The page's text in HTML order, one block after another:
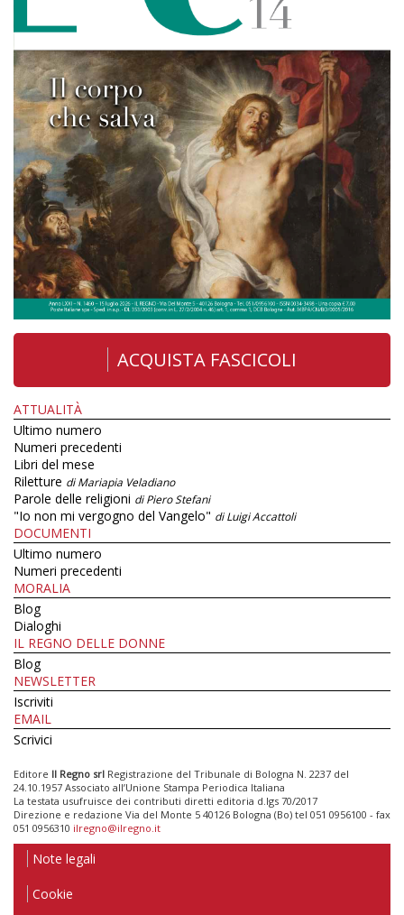
ACQUISTA FASCICOLI
ATTUALITÀ
Ultimo numero
Numeri precedenti
Libri del mese
Riletture di Mariapia Veladiano
Parole delle religioni di Piero Stefani
"Io non mi vergogno del Vangelo" di Luigi Accattoli
DOCUMENTI
Ultimo numero
Numeri precedenti
MORALIA
Blog
Dialoghi
IL REGNO DELLE DONNE
Blog
NEWSLETTER
Iscriviti
EMAIL
Scrivici
Editore Il Regno srl Registrazione del Tribunale di Bologna N. 2237 del
24.10.1957 Associato all’Unione Stampa Periodica Italiana
La testata usufruisce dei contributi diretti editoria d.lgs 70/2017
Direzione e redazione Via del Monte 5 40126 Bologna (Bo) tel 051 0956100 - fax
051 0956310 ilregno@ilregno.it
Note legali
Cookie